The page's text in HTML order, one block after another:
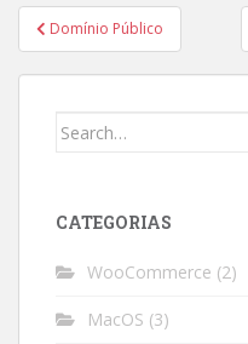
Post
navigation
Domínio Público
Search
CATEGORIAS
WooCommerce (2)
MacOS (3)